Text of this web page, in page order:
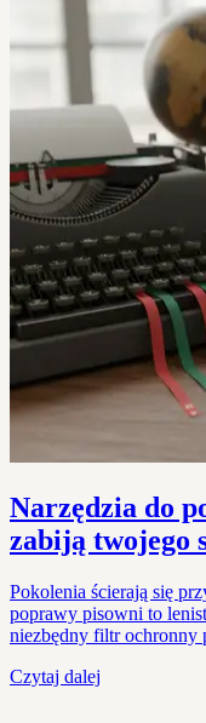
Narzędzia do
zabiją twojego
Pokolenia ścierają się
poprawy pisowni to
niezbędny filtr ochronny
Czytaj dalej